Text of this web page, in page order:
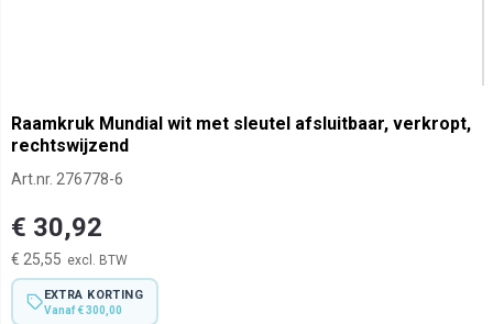
Raamkruk Mundial wit met sleutel afsluitbaar, verkropt,
rechtswijzend
Art.nr. 276778-6
€ 30,92
€ 25,55
EXTRA KORTING
Vanaf € 300,00